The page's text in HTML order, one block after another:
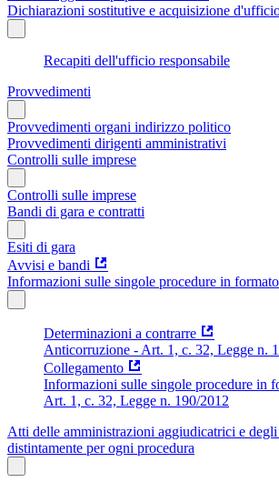
Dichiarazioni sostitutive e acquisizione
Recapiti dell'ufficio responsabile
Provvedimenti
Provvedimenti organi indirizzo politico
Provvedimenti dirigenti amministrativi
Controlli sulle imprese
Controlli sulle imprese
Bandi di gara e contratti
Esiti di gara
Avvisi e bandi
Informazioni sulle singole procedure in
Determinazioni a contrarre
Anticorruzione - Art. 1, c. 32, Legge n.
Collegamento
Informazioni sulle singole procedure in
Art. 1, c. 32, Legge n. 190/2012
Atti delle amministrazioni aggiudicatrici e
distintamente per ogni procedura